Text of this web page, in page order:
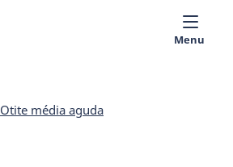
Menu
Otite média aguda